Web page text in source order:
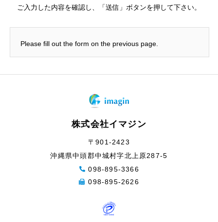
ご入力した内容を確認し、「送信」ボタンを押して下さい。
Please fill out the form on the previous page.
株式会社イマジン
〒901-2423
沖縄県中頭郡中城村字北上原287-5
098-895-3366
098-895-2626